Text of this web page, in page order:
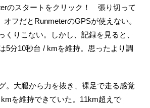
のスタートをクリック！ 張り切って
フだとRunmeterのGPSが使えない。
りこない。しかし、記録を見ると、
5分10秒台 / kmを維持。思ったより調
。大腿から力を抜き、裸足で走る感覚
を維持できていた。11km超えで